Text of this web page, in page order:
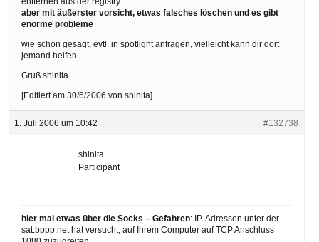
aber mit äußerster vorsicht, etwas falsches löschen und es gibt
enorme probleme
wie schon gesagt, evtl. in spotlight anfragen, vielleicht kann dir dort
jemand helfen.
Gruß shinita
[Editiert am 30/6/2006 von shinita]
1. Juli 2006 um 10:42 #132738
shinita
Participant
hier mal etwas über die Socks – Gefahren: IP-Adressen unter der
sat.bppp.net hat versucht, auf Ihrem Computer auf TCP Anschluss